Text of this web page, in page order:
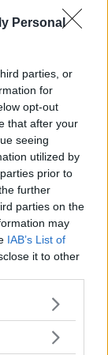
Personal
parties, or
for
opt-out
that after your
seeing
utilized by
prior to
further
parties on the
may
IAB’s List of
it to other
more Google
may click to
en man
två
två
16:30, 1 augusti 2026
vi
oas
av